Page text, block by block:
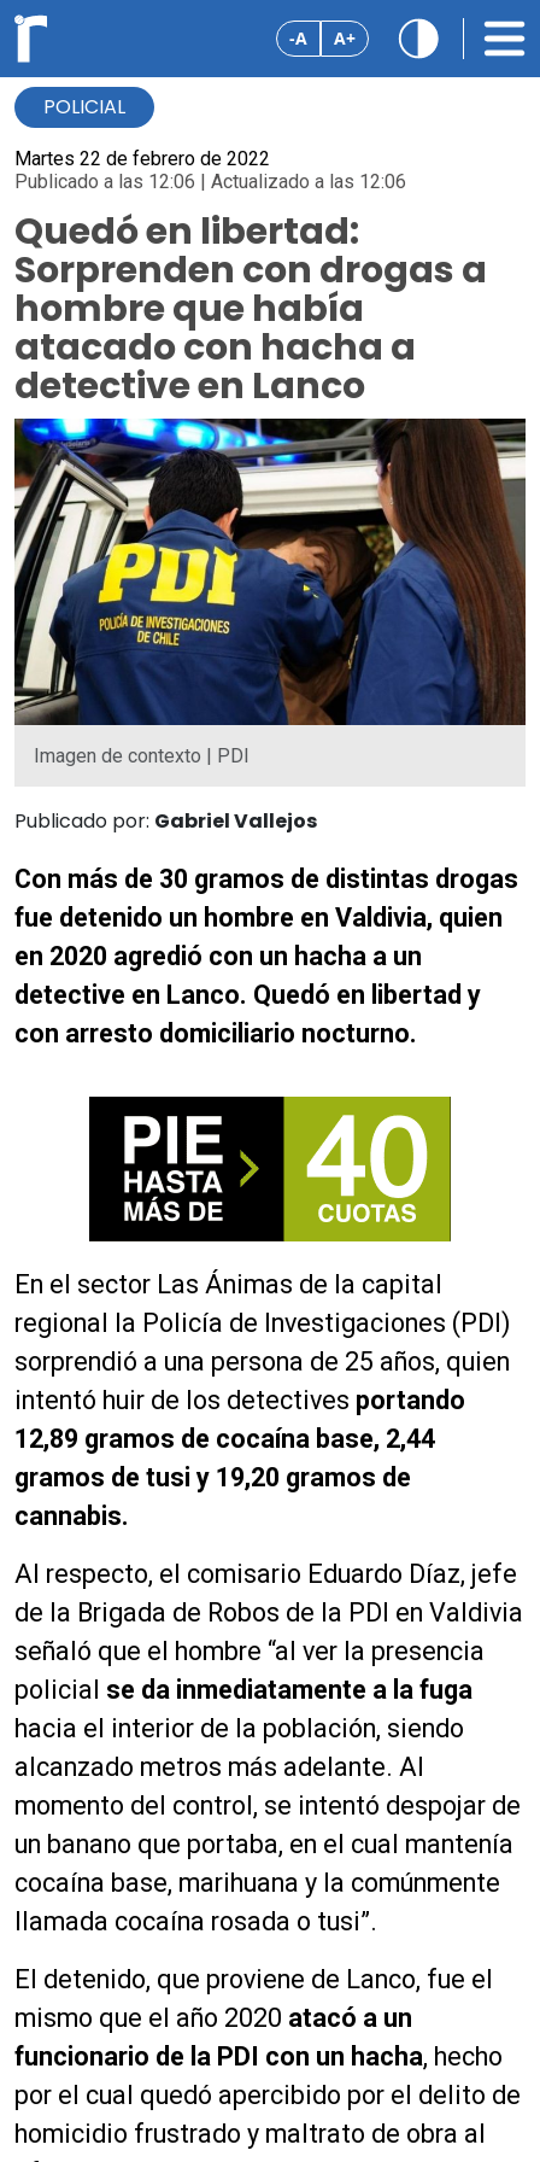
-A A+
POLICIAL
Martes 22 de febrero de 2022
Publicado a las 12:06 | Actualizado a las 12:06
Quedó en libertad:
Sorprenden con drogas a
hombre que había
atacado con hacha a
detective en Lanco
Imagen de contexto | PDI
Publicado por: Gabriel Vallejos
Con más de 30 gramos de distintas drogas
fue detenido un hombre en Valdivia, quien
en 2020 agredió con un hacha a un
detective en Lanco. Quedó en libertad y
con arresto domiciliario nocturno.
En el sector Las Ánimas de la capital
regional la Policía de Investigaciones (PDI)
sorprendió a una persona de 25 años, quien
intentó huir de los detectives portando
12,89 gramos de cocaína base, 2,44
gramos de tusi y 19,20 gramos de
cannabis.
Al respecto, el comisario Eduardo Díaz, jefe
de la Brigada de Robos de la PDI en Valdivia
señaló que el hombre “al ver la presencia
policial se da inmediatamente a la fuga
hacia el interior de la población, siendo
alcanzado metros más adelante. Al
momento del control, se intentó despojar de
un banano que portaba, en el cual mantenía
cocaína base, marihuana y la comúnmente
llamada cocaína rosada o tusi”.
El detenido, que proviene de Lanco, fue el
mismo que el año 2020 atacó a un
funcionario de la PDI con un hacha, hecho
por el cual quedó apercibido por el delito de
homicidio frustrado y maltrato de obra al